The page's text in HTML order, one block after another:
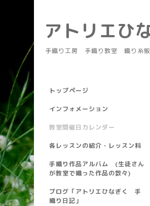
アトリエ
手織り工房 手織り教室 織り糸
トップページ
インフォメーション
教室開催日カレンダー
各レッスンの紹介・レッスン料
手織り作品アルバム (生徒さん
が教室で織った作品の数々)
ブログ「アトリエひなぎく 手
織り日記」